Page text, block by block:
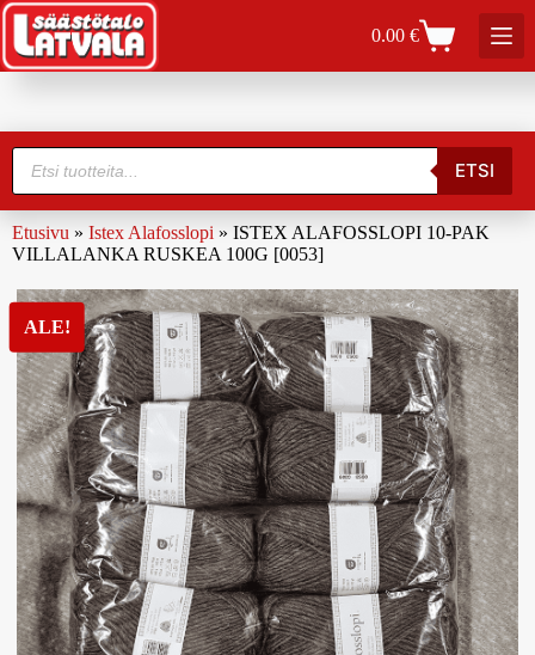
0.00€
ETSI
Etusivu » Istex Alafosslopi » ISTEX ALAFOSSLOPI 10-PAK
VILLALANKA RUSKEA 100G [0053]